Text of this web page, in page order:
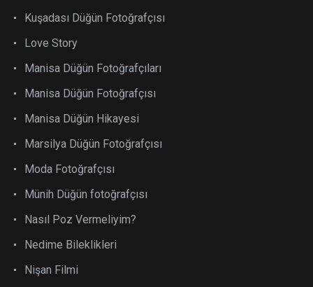
Kuşadası Düğün Fotoğrafçısı
Love Story
Manisa Düğün Fotoğrafçıları
Manisa Düğün Fotoğrafçısı
Manisa Düğün Hikayesi
Marsilya Düğün Fotoğrafçısı
Moda Fotoğrafçısı
Münih Düğün fotoğrafçısı
Nasıl Poz Vermeliyim?
Nedime Bileklikleri
Nişan Filmi